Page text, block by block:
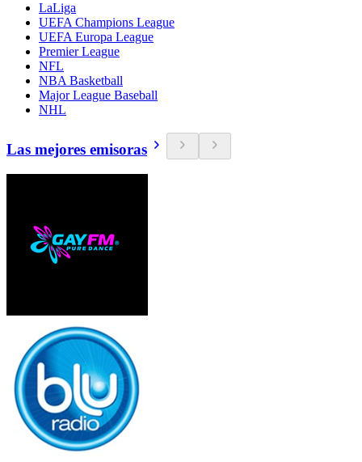
LaLiga
UEFA Champions League
UEFA Europa League
Premier League
NFL
NBA Basketball
Major League Baseball
NHL
Las mejores emisoras